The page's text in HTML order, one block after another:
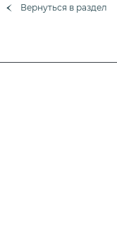
Вернуться в раздел